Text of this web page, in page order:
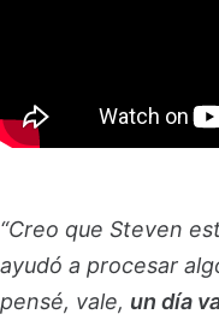
“Creo que Steven
ayudó a procesar
pensé, vale, un día